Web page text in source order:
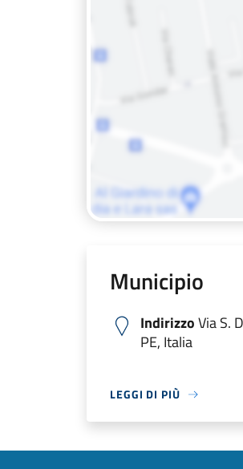
Municipio
IndirizzoVia S.
PE, Italia
LEGGI DI PIÙ